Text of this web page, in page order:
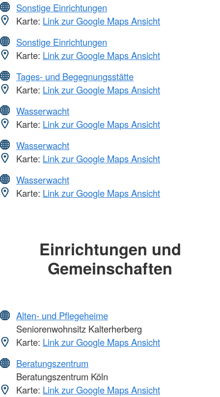
Sonstige Einrichtungen
Karte: Link zur Google Maps Ansicht
Sonstige Einrichtungen
Karte: Link zur Google Maps Ansicht
Tages- und Begegnungsstätte
Karte: Link zur Google Maps Ansicht
Wasserwacht
Karte: Link zur Google Maps Ansicht
Wasserwacht
Karte: Link zur Google Maps Ansicht
Wasserwacht
Karte: Link zur Google Maps Ansicht
Einrichtungen und
Gemeinschaften
Alten- und Pflegeheime
Seniorenwohnsitz Kalterherberg
Karte: Link zur Google Maps Ansicht
Beratungszentrum
Beratungszentrum Köln
Karte: Link zur Google Maps Ansicht